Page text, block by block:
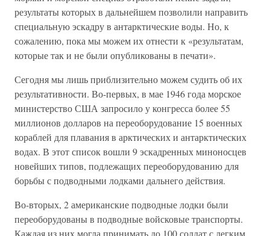
результаты которых в дальнейшем позволили направить
специальную эскадру в антарктические воды. Но, к
сожалению, пока мы можем их отнести к «результатам,
которые так и не были опубликованы в печати».
Сегодня мы лишь приблизительно можем судить об их
результативности. Во-первых, в мае 1946 года морское
министерство США запросило у конгресса более 55
миллионов долларов на переоборудование 15 военных
кораблей для плавания в арктических и антарктических
водах. В этот список вошли 9 эскадренных миноносцев
новейших типов, подлежащих переоборудованию для
борьбы с подводными лодками дальнего действия.
Во-вторых, 2 американские подводные лодки были
переоборудованы в подводные войсковые транспорты.
Каждая из них могла принимать до 100 солдат с легким